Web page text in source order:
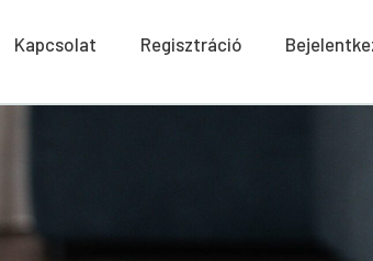
Kapcsolat Regisztráció